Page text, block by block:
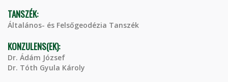
TANSZÉK:
Általános- és Felsőgeodézia Tanszék
KONZULENS(EK):
Dr. Ádám József
Dr. Tóth Gyula Károly